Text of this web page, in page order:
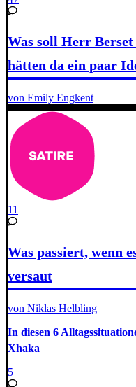
Was soll Herr
hätten da ein paar
von Emily Engkent
11
Was passiert, wenn
versaut
von Niklas Helbling
In diesen 6
Xhaka
5